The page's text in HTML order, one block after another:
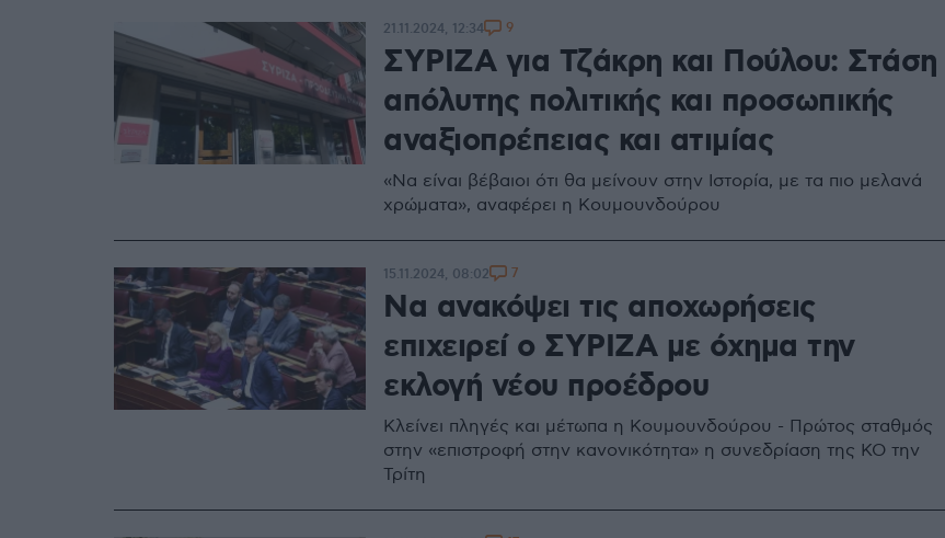
ΣΥΡΙΖΑ για Τζάκρη και Πούλου: Στάση
απόλυτης πολιτικής και προσωπικής
αναξιοπρέπειας και ατιμίας
«Να είναι βέβαιοι ότι θα μείνουν στην Ιστορία, με τα πιο μελανά
χρώματα», αναφέρει η Κουμουνδούρου
21.11.2024, 12:34 9
Να ανακόψει τις αποχωρήσεις
επιχειρεί ο ΣΥΡΙΖΑ με όχημα την
εκλογή νέου προέδρου
Κλείνει πληγές και μέτωπα η Κουμουνδούρου - Πρώτος σταθμός
στην «επιστροφή στην κανονικότητα» η συνεδρίαση της ΚΟ την
Τρίτη
15.11.2024, 08:02 7